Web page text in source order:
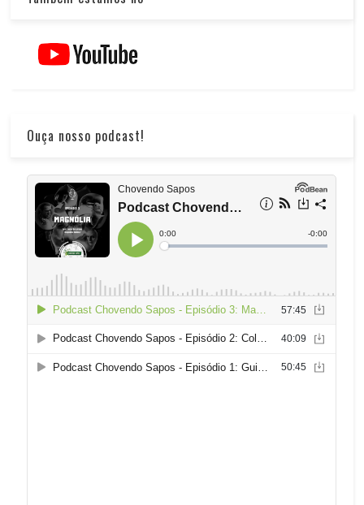
Ouça nosso podcast!